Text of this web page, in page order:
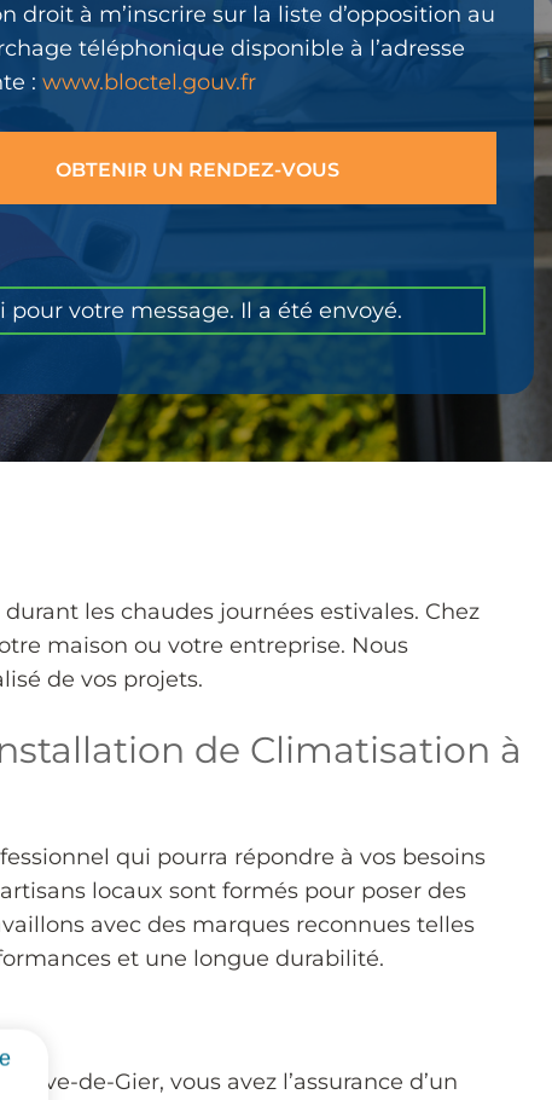
droit à m’inscrire sur la liste d’opposition au
téléphonique disponible à l’adresse
: www.bloctel.gouv.fr
pour votre message. Il a été envoyé.
les chaudes journées estivales. Chez
maison ou votre entreprise. Nous
de vos projets.
de Climatisation à
qui pourra répondre à vos besoins
locaux sont formés pour poser des
avec des marques reconnues telles
et une longue durabilité.
de-Gier, vous avez l’assurance d’un